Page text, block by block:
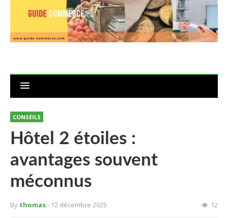
CONSEILS
Hôtel 2 étoiles :
avantages souvent
méconnus
By thomas- 12 décembre 2025 12